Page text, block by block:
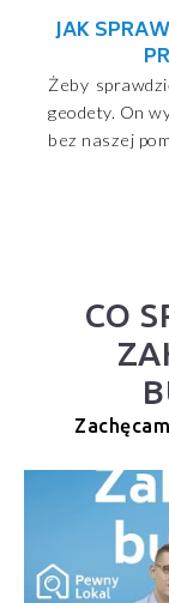
JAK
Żeby
geodety. On
bez naszej
CO